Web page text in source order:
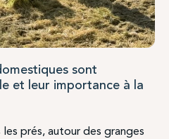
sont
et leur importance à la
prés, autour des granges